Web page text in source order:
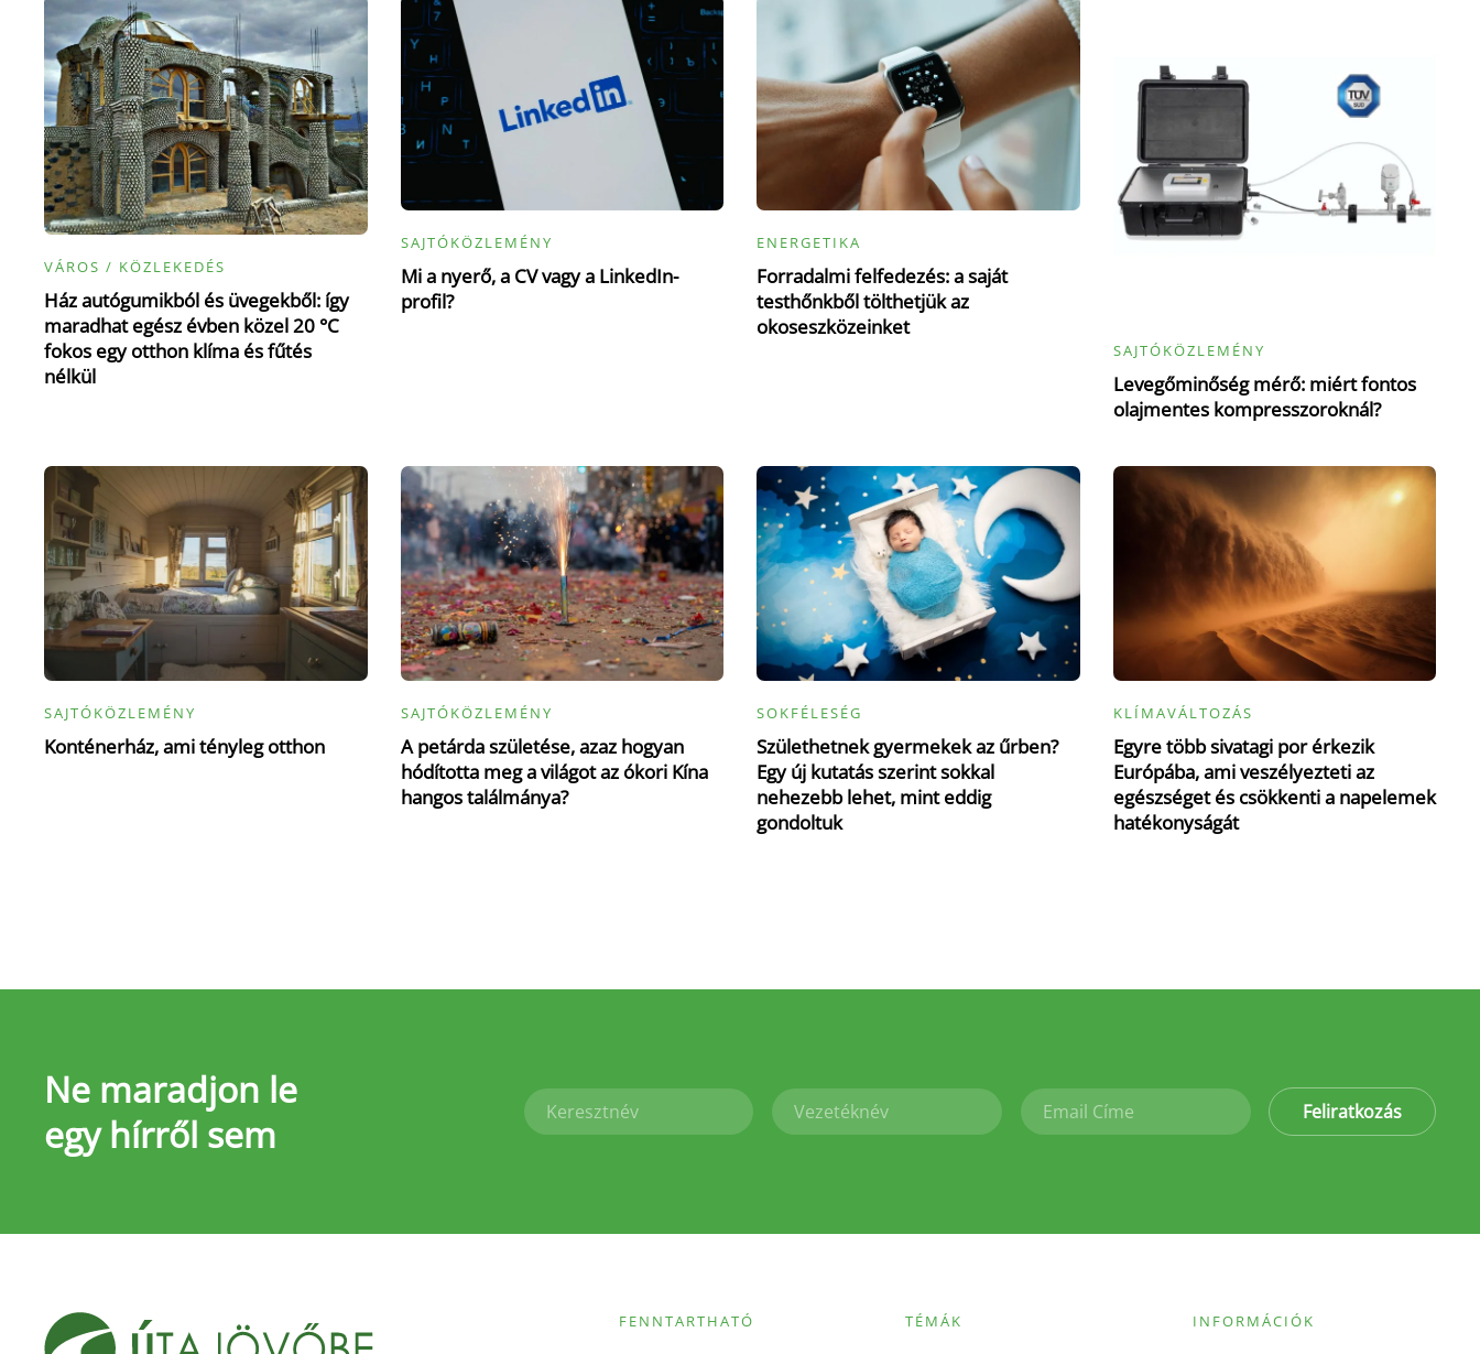
VÁROS / KÖZLEKEDÉS
Ház autógumikból és üvegekből: így
maradhat egész évben közel 20 °C
fokos egy otthon klíma és fűtés
nélkül
SAJTÓKÖZLEMÉNY
Mi a nyerő, a CV vagy a LinkedIn-
profil?
ENERGETIKA
Forradalmi felfedezés: a saját
testhőnkből tölthetjük az
okoseszközeinket
SAJTÓKÖZLEMÉNY
Levegőminőség mérő: miért fontos
olajmentes kompresszoroknál?
SAJTÓKÖZLEMÉNY
Konténerház, ami tényleg otthon
SAJTÓKÖZLEMÉNY
A petárda születése, azaz hogyan
hódította meg a világot az ókori Kína
hangos találmánya?
SOKFÉLESÉG
Születhetnek gyermekek az űrben?
Egy új kutatás szerint sokkal
nehezebb lehet, mint eddig
gondoltuk
KLÍMAVÁLTOZÁS
Egyre több sivatagi por érkezik
Európába, ami veszélyezteti az
egészséget és csökkenti a napelemek
hatékonyságát
Ne maradjon le
egy hírről sem
Feliratkozás
FENNTARTHATÓ TÉMÁK INFORMÁCIÓK